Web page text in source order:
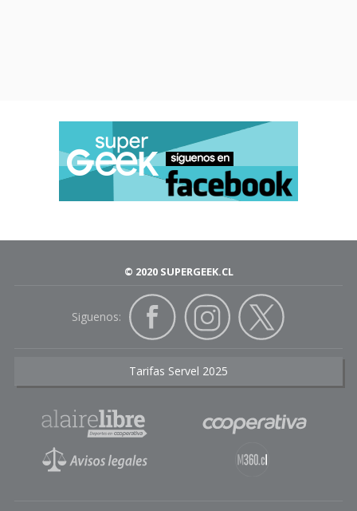
En el estudio, plantean que
© 2020 SUPERGEEK.CL
Siguenos:
Tarifas Servel 2025